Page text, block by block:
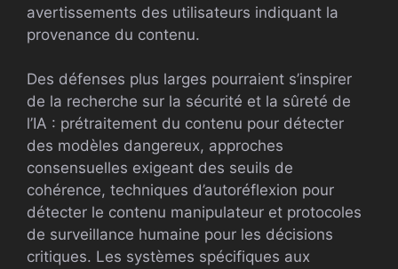
avertissements des utilisateurs indiquant la
provenance du contenu.
Des défenses plus larges pourraient s’inspirer
de la recherche sur la sécurité et la sûreté de
l’IA : prétraitement du contenu pour détecter
des modèles dangereux, approches
consensuelles exigeant des seuils de
cohérence, techniques d’autoréflexion pour
détecter le contenu manipulateur et protocoles
de surveillance humaine pour les décisions
critiques. Les systèmes spécifiques aux